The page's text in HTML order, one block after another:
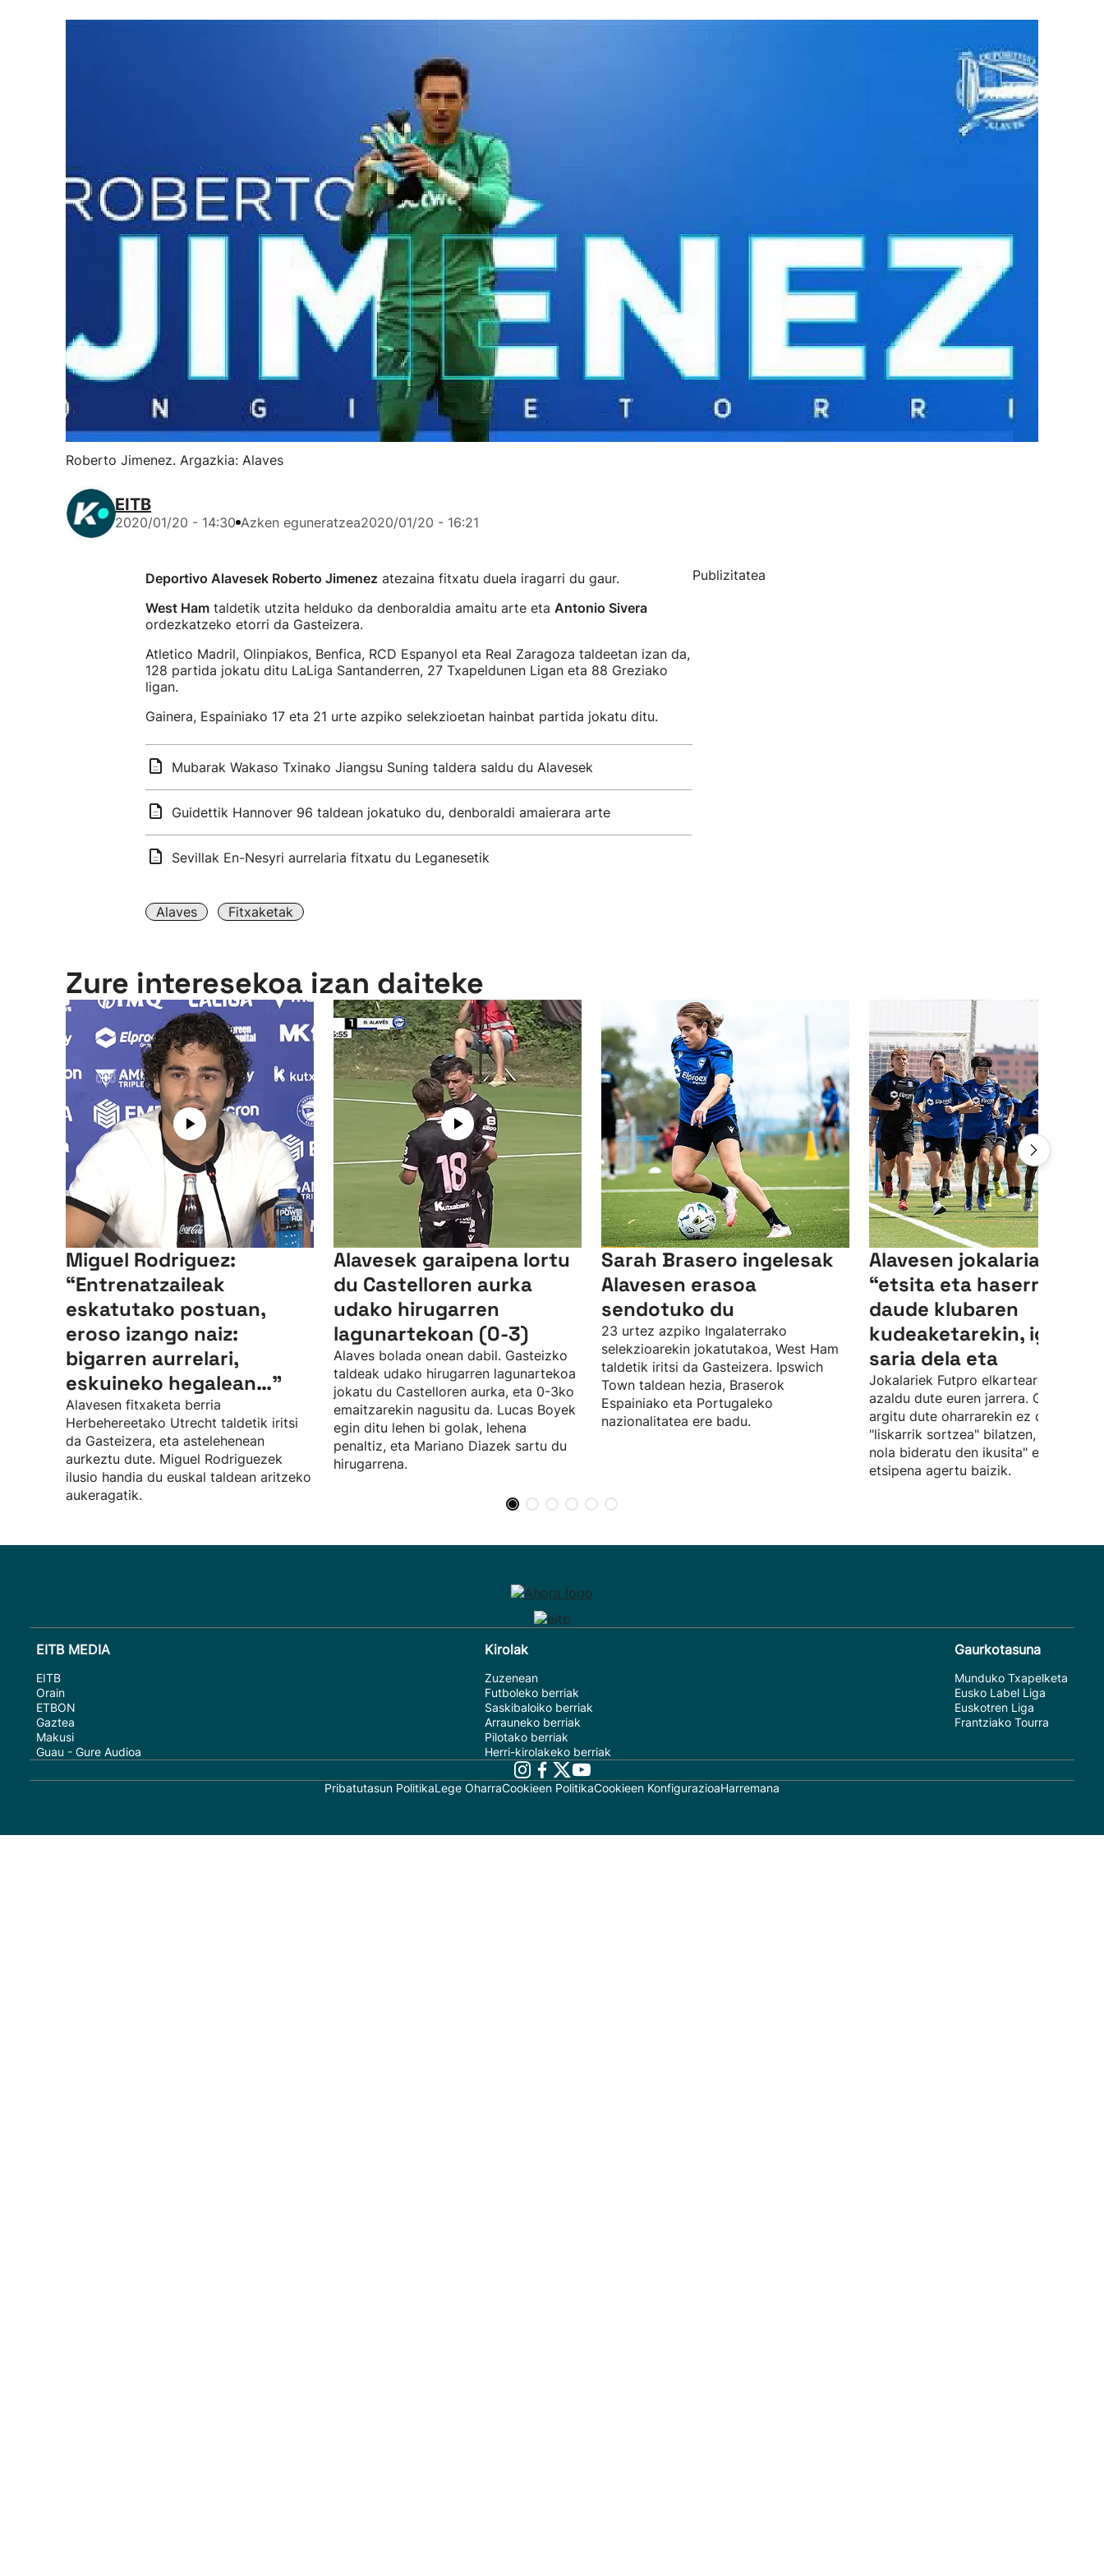
Roberto Jimenez. Argazkia: Alaves
EITB
2020/01/20 - 14:30 Azken eguneratzea2020/01/20 - 16:21
Deportivo Alavesek Roberto Jimenez atezaina fitxatu duela iragarri du gaur.
West Ham taldetik utzita helduko da denboraldia amaitu arte eta Antonio Sivera
ordezkatzeko etorri da Gasteizera.
Atletico Madril, Olinpiakos, Benfica, RCD Espanyol eta Real Zaragoza taldeetan izan da,
128 partida jokatu ditu LaLiga Santanderren, 27 Txapeldunen Ligan eta 88 Greziako
ligan.
Gainera, Espainiako 17 eta 21 urte azpiko selekzioetan hainbat partida jokatu ditu.
Mubarak Wakaso Txinako Jiangsu Suning taldera saldu du Alavesek
Guidettik Hannover 96 taldean jokatuko du, denboraldi amaierara arte
Sevillak En-Nesyri aurrelaria fitxatu du Leganesetik
Alaves Fitxaketak
Publizitatea
Zure interesekoa izan daiteke
Miguel Rodriguez:
“Entrenatzaileak
eskatutako postuan,
eroso izango naiz:
bigarren aurrelari,
eskuineko hegalean…”
Alavesen fitxaketa berria
Herbehereetako Utrecht taldetik iritsi
da Gasteizera, eta astelehenean
aurkeztu dute. Miguel Rodriguezek
ilusio handia du euskal taldean aritzeko
aukeragatik.
Alavesek garaipena lortu
du Castelloren aurka
udako hirugarren
lagunartekoan (0-3)
Alaves bolada onean dabil. Gasteizko
taldeak udako hirugarren lagunartekoa
jokatu du Castelloren aurka, eta 0-3ko
emaitzarekin nagusitu da. Lucas Boyek
egin ditu lehen bi golak, lehena
penaltiz, eta Mariano Diazek sartu du
hirugarrena.
Sarah Brasero ingelesak
Alavesen erasoa
sendotuko du
23 urtez azpiko Ingalaterrako
selekzioarekin jokatutakoa, West Ham
taldetik iritsi da Gasteizera. Ipswich
Town taldean hezia, Braserok
Espainiako eta Portugaleko
nazionalitatea ere badu.
Alavesen jokalariak
“etsita eta haserre"
daude klubaren
kudeaketarekin, igoera-
saria dela eta
Jokalariek Futpro elkartearen bidez
azaldu dute euren jarrera. Gainera,
argitu dute oharrarekin ez dutela
"liskarrik sortzea" bilatzen, "egoera
nola bideratu den ikusita" euren
etsipena agertu baizik.
EITB MEDIA
EITB
Orain
ETBON
Gaztea
Makusi
Guau - Gure Audioa
Kirolak
Zuzenean
Futboleko berriak
Saskibaloiko berriak
Arrauneko berriak
Pilotako berriak
Herri-kirolakeko berriak
Gaurkotasuna
Munduko Txapelketa
Eusko Label Liga
Euskotren Liga
Frantziako Tourra
Pribatutasun PolitikaLege OharraCookieen PolitikaCookieen KonfigurazioaHarremana